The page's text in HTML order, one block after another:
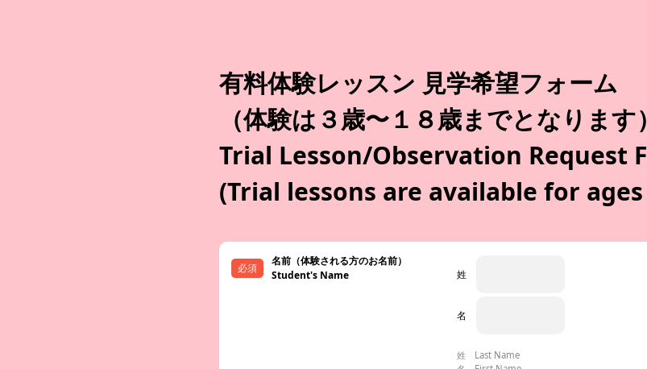
有料体験レッスン 見学希望フォーム
（体験は３歳〜１８歳までとなります）
Trial Lesson/Observation Request
(Trial lessons are available for
名前（体験される方のお名前）
Student's Name
姓
名
姓 Last Name